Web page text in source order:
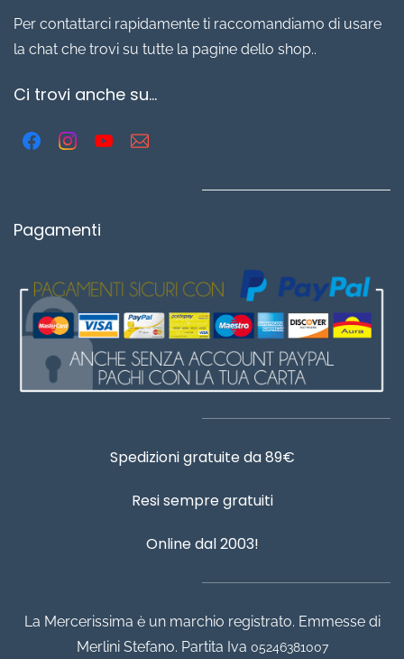
Per contattarci rapidamente ti raccomandiamo di usare
la chat che trovi su tutte la pagine dello shop..
Ci trovi anche su...
Pagamenti
Spedizioni gratuite da 89€
Resi sempre gratuiti
Online dal 2003!
La Mercerissima è un marchio registrato. Emmesse di
Merlini Stefano. Partita Iva 05246381007